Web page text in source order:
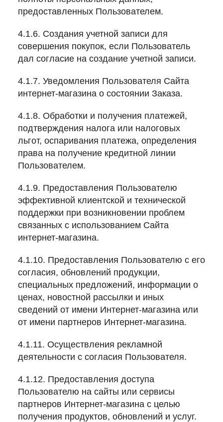
предоставленных Пользователем.
4.1.6. Создания учетной записи для
совершения покупок, если Пользователь
дал согласие на создание учетной записи.
4.1.7. Уведомления Пользователя Сайта
интернет-магазина о состоянии Заказа.
4.1.8. Обработки и получения платежей,
подтверждения налога или налоговых
льгот, оспаривания платежа, определения
права на получение кредитной линии
Пользователем.
4.1.9. Предоставления Пользователю
эффективной клиентской и технической
поддержки при возникновении проблем
связанных с использованием Сайта
интернет-магазина.
4.1.10. Предоставления Пользователю с его
согласия, обновлений продукции,
специальных предложений, информации о
ценах, новостной рассылки и иных
сведений от имени Интернет-магазина или
от имени партнеров Интернет-магазина.
4.1.11. Осуществления рекламной
деятельности с согласия Пользователя.
4.1.12. Предоставления доступа
Пользователю на сайты или сервисы
партнеров Интернет-магазина с целью
получения продуктов, обновлений и услуг.